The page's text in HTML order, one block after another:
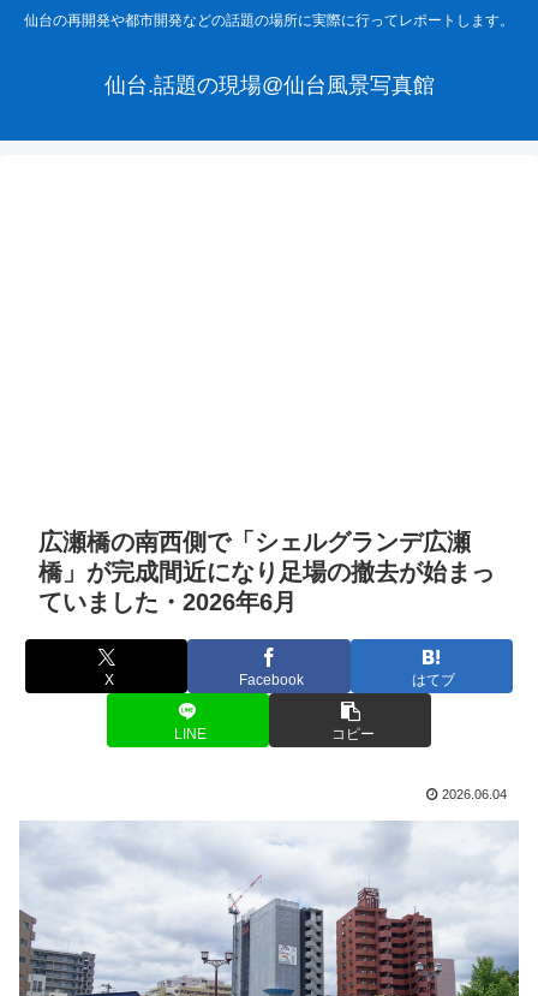
仙台の再開発や都市開発などの話題の場所に実際に行ってレポートします。
仙台.話題の現場@仙台風景写真館
広瀬橋の南西側で「シェルグランデ広瀬
橋」が完成間近になり足場の撤去が始まっ
ていました・2026年6月
X Facebook はてブ
LINE コピー
2026.06.04